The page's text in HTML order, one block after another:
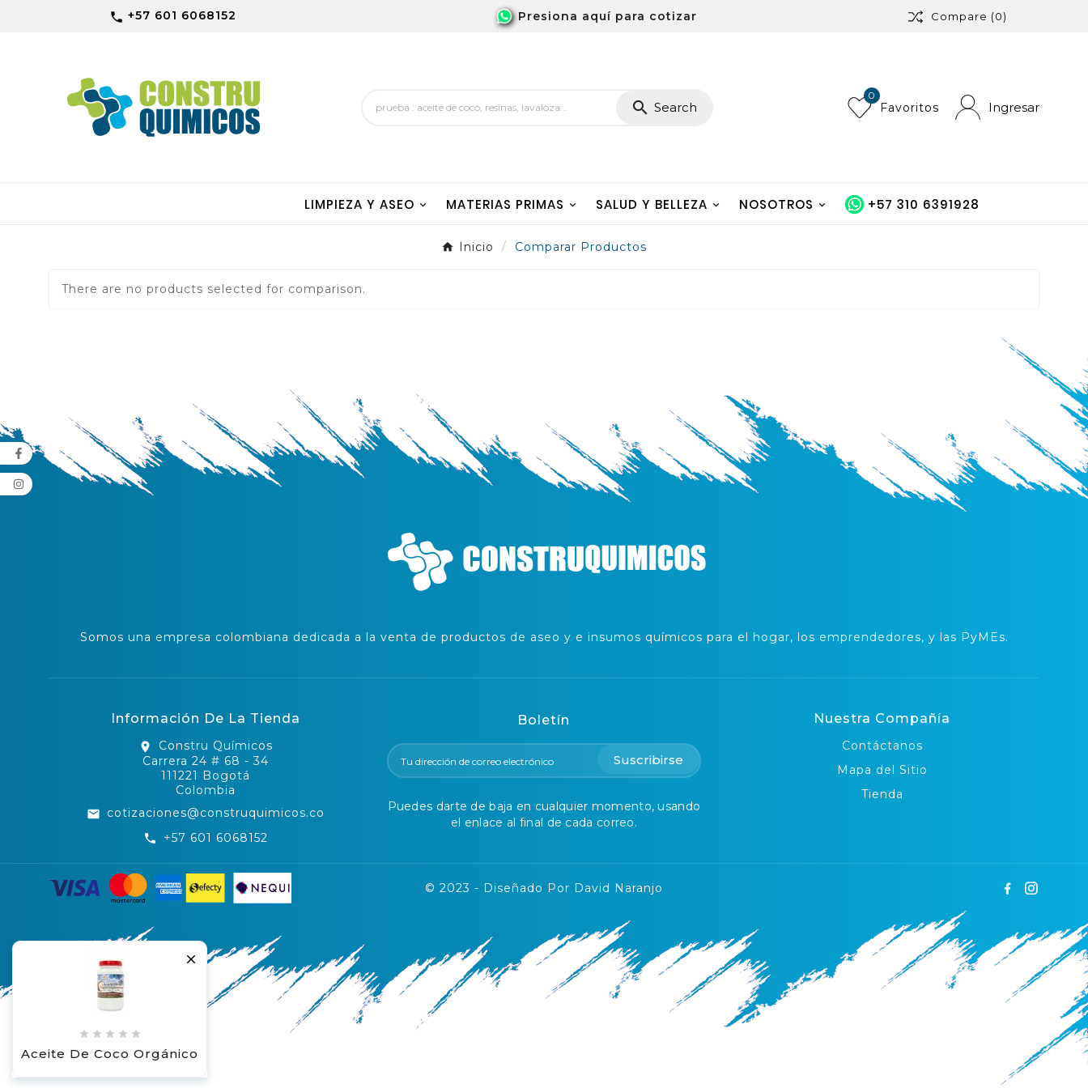

    
Aceite De Coco Orgánico
 +57 601 6068152 Presiona aquí para cotizar Compare (0)
 Search
0
Favoritos Ingresar
LIMPIEZA Y ASEO MATERIAS PRIMAS SALUD Y BELLEZA NOSOTROS +57 310 6391928
Inicio Comparar Productos
There are no products selected for comparison.
Somos una empresa colombiana dedicada a la venta de productos de aseo y e insumos químicos para el hogar, los emprendedores, y las PyMEs.
Información De La Tienda
location_on
Constru Químicos
Carrera 24 # 68 - 34
111221 Bogotá
Colombia
email cotizaciones@construquimicos.co
call +57 601 6068152
Boletín
Suscribirse
Puedes darte de baja en cualquier momento, usando
el enlace al final de cada correo.
Nuestra Compañía
Contáctanos
Mapa del Sitio
Tienda
© 2023 - Diseñado Por David Naranjo